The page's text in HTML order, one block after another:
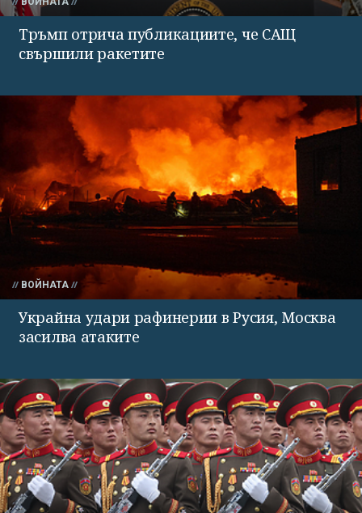
Тръмп отрича публикациите, че САЩ
свършили ракетите
ВОЙНАТА
Украйна удари рафинерии в Русия, Москва
засилва атаките